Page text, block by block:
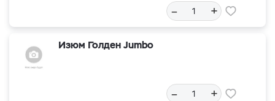
– +
Изюм Голден Jumbo
– +